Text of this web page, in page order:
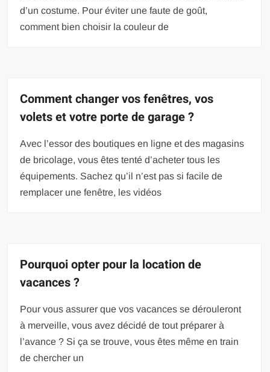
d’un costume. Pour éviter une faute de goût,
comment bien choisir la couleur de
Comment changer vos fenêtres, vos
volets et votre porte de garage ?
Avec l’essor des boutiques en ligne et des magasins
de bricolage, vous êtes tenté d’acheter tous les
équipements. Sachez qu’il n’est pas si facile de
remplacer une fenêtre, les vidéos
Pourquoi opter pour la location de
vacances ?
Pour vous assurer que vos vacances se dérouleront
à merveille, vous avez décidé de tout préparer à
l’avance ? Si ça se trouve, vous êtes même en train
de chercher un